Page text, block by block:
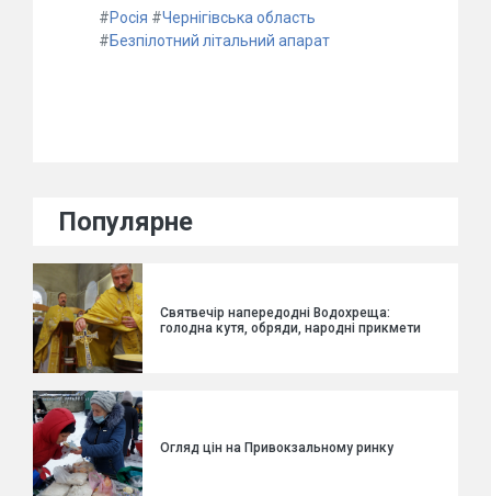
#Росія #Чернігівська область
#Безпілотний літальний апарат
Популярне
Святвечір напередодні Водохреща:
голодна кутя, обряди, народні прикмети
Огляд цін на Привокзальному ринку